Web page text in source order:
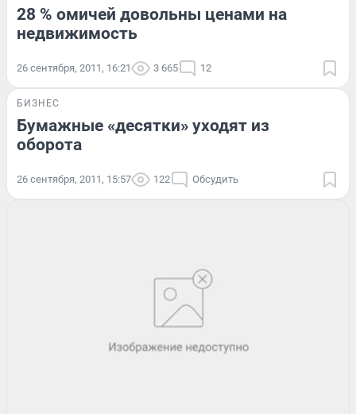
28 % омичей довольны ценами на
недвижимость
26 сентября, 2011, 16:21 3 665 12
БИЗНЕС
Бумажные «десятки» уходят из
оборота
26 сентября, 2011, 15:57 122 Обсудить